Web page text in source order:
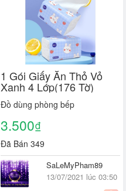
1 Gói Giấy Ăn Thỏ Vỏ
Xanh 4 Lớp(176 Tờ)
Đồ dùng phòng bếp
3.500₫
Đã Bán 349
SaLeMyPham89
13/07/2021 lúc 03:50